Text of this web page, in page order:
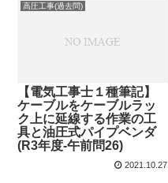
高圧工事(過去問)
【電気工事士１種筆記】
ケーブルをケーブルラッ
ク上に延線する作業の工
具と油圧式パイプベンダ
(R3年度-午前問26)
2021.10.27